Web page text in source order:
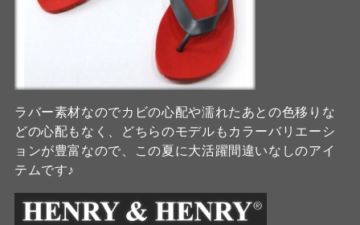
ラバー素材なのでカビの心配や濡れたあとの色移りな
どの心配もなく、どちらのモデルもカラーバリエーシ
ョンが豊富なので、この夏に大活躍間違いなしのアイ
テムです♪